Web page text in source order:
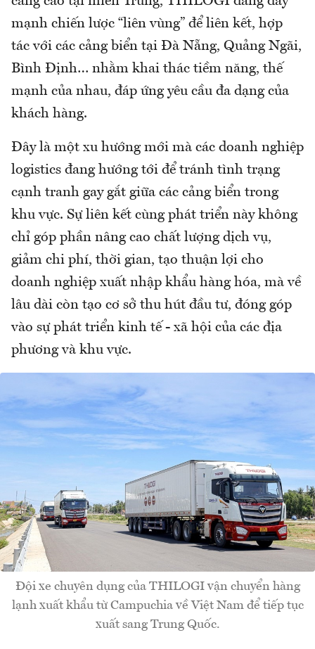
mạnh chiến lược “liên vùng” để liên kết, hợp
tác với các cảng biển tại Đà Nẵng, Quảng Ngãi,
Bình Định… nhằm khai thác tiềm năng, thế
mạnh của nhau, đáp ứng yêu cầu đa dạng của
khách hàng.
Đây là một xu hướng mới mà các doanh nghiệp
logistics đang hướng tới để tránh tình trạng
cạnh tranh gay gắt giữa các cảng biển trong
khu vực. Sự liên kết cùng phát triển này không
chỉ góp phần nâng cao chất lượng dịch vụ,
giảm chi phí, thời gian, tạo thuận lợi cho
doanh nghiệp xuất nhập khẩu hàng hóa, mà về
lâu dài còn tạo cơ sở thu hút đầu tư, đóng góp
vào sự phát triển kinh tế - xã hội của các địa
phương và khu vực.
Đội xe chuyên dụng của THILOGI vận chuyển hàng
lạnh xuất khẩu từ Campuchia về Việt Nam để tiếp tục
xuất sang Trung Quốc.